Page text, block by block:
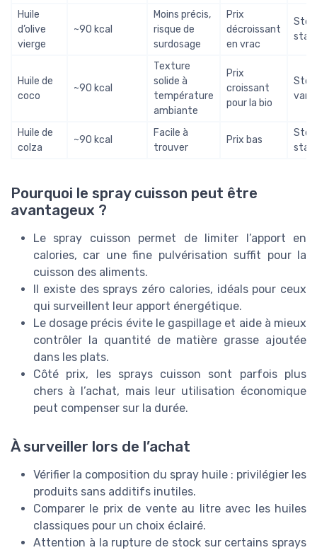
Huile
d’olive
vierge
~90 kcal
Moins précis,
risque de
surdosage
Prix
décroissant
en vrac
Huile de
coco
~90 kcal
Texture
solide à
température
ambiante
Prix
croissant
pour la bio
Huile de
colza
~90 kcal
Facile à
trouver
Prix bas
Pourquoi le spray cuisson peut être
avantageux ?
Le spray cuisson permet de limiter l’apport en
calories, car une fine pulvérisation suffit pour la
cuisson des aliments.
Il existe des sprays zéro calories, idéals pour ceux
qui surveillent leur apport énergétique.
Le dosage précis évite le gaspillage et aide à mieux
contrôler la quantité de matière grasse ajoutée
dans les plats.
Côté prix, les sprays cuisson sont parfois plus
chers à l’achat, mais leur utilisation économique
peut compenser sur la durée.
À surveiller lors de l’achat
Vérifier la composition du spray huile : privilégier les
produits sans additifs inutiles.
Comparer le prix de vente au litre avec les huiles
classiques pour un choix éclairé.
Attention à la rupture de stock sur certains sprays